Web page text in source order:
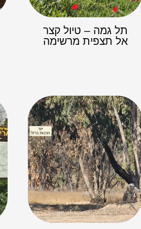
תל גמה – טיול קצר
אל תצפית מרשימה